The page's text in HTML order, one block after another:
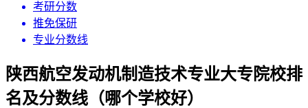
考研分数
推免保研
专业分数线
陕西航空发动机制造技术专业大专院校排
名及分数线（哪个学校好）